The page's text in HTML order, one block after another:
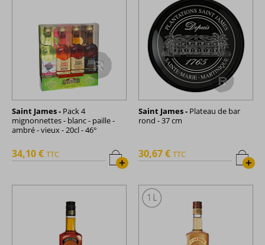
Saint James - Pack 4
mignonnettes - blanc - paille -
ambré - vieux - 20cl - 46°
+
34,10 € TTC
Saint James - Plateau de bar
rond - 37 cm
+
30,67 € TTC